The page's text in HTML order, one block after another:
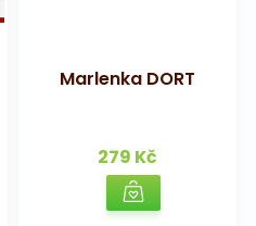
Marlenka DORT
279 Kč